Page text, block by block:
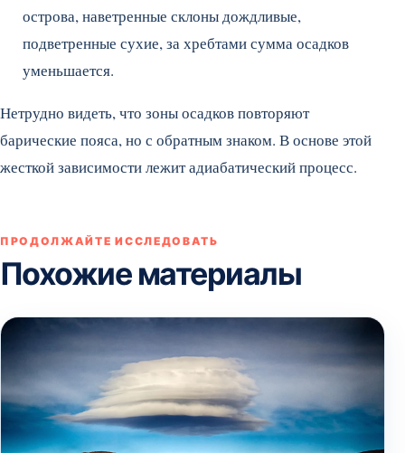
острова, наветренные склоны дождливые,
подветренные сухие, за хребтами сумма осадков
уменьшается.
Нетрудно видеть, что зоны осадков повторяют
барические пояса, но с обратным знаком. В основе этой
жесткой зависимости лежит адиабатический процесс.
ПРОДОЛЖАЙТЕ ИССЛЕДОВАТЬ
Похожие материалы